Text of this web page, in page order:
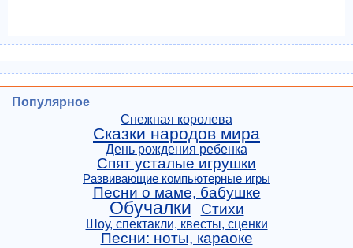
Популярное
Снежная королева
Сказки народов мира
День рождения ребенка
Спят усталые игрушки
Развивающие компьютерные игры
Песни о маме, бабушке
Обучалки Стихи
Шоу, спектакли, квесты, сценки
Песни: ноты, караоке